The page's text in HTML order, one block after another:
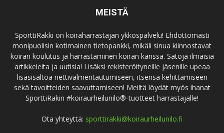
MEISTÄ
SporttiRakki on koiraharrastajan ykköspalvelu! Ehdottomasti
monipuolisin kotimainen tietopankki, mikäli sinua kiinnostavat
koiran koulutus ja harrastaminen koiran kanssa. Satoja ilmaisia
artikkeleita ja uutisia! Lisäksi rekisteröityneille jäsenille upeaa
lisäsisältöä nettivalmentautumiseen, itsensä kehittämiseen
sekä tavoitteiden saavuttamiseen! Meiltä löydät myös ihanat
SporttiRakin #koiraurheilunilo®-tuotteet harrastajalle!
Ota yhteyttä: sporttirakki@koiraurheilunilo.fi